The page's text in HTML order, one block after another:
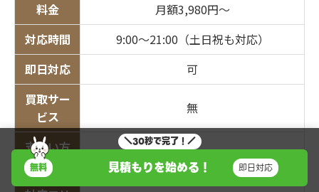
料金
月額3,980円〜
対応時間
9:00〜21:00（土日祝も対応）
即日対応
可
買取サー
ビス
無
支払い方
法
銀行振込、クレジットカード
＼30秒で完了！／
無料
見積もりを始める！ 即日対応